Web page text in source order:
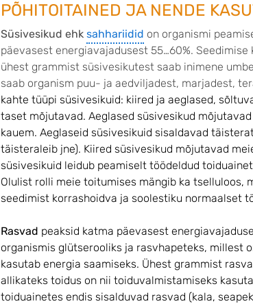
PÕHITOITAINED JA NENDE
Süsivesikud ehksahhariidid on organismi
päevasest energiavajadusest 55…60%.
ühest grammist süsivesikutest saab inimene
saab organism puu- ja aedviljadest, marjadest,
kahte tüüpi süsivesikuid: kiired ja aeglased,
taset mõjutavad. Aeglased süsivesikud
kauem. Aeglaseid süsivesikuid sisaldavad
täisteraleib jne). Kiired süsivesikud mõjutavad
süsivesikuid leidub peamiselt töödeldud
Olulist rolli meie toitumises mängib ka tselluloos,
seedimist korrashoidva ja soolestiku normaalset
Rasvad peaksid katma päevasest
organismis glütserooliks ja rasvhapeteks, millest
kasutab energia saamiseks. Ühest grammist
allikateks toidus on nii toiduvalmistamiseks
toiduainetes endis sisalduvad rasvad (kala,